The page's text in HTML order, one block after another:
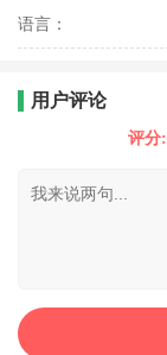
语言：
用户评论
评分: